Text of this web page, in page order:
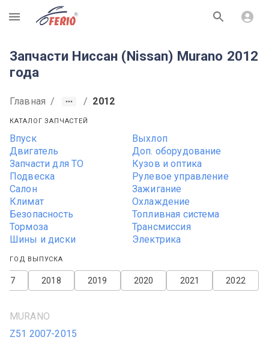
R
Запчасти Ниссан (Nissan) Murano 2012
года
Главная / / 2012
КАТАЛОГ ЗАПЧАСТЕЙ
Впуск
Выхлоп
Двигатель
Доп. оборудование
Запчасти для ТО
Кузов и оптика
Подвеска
Рулевое управление
Салон
Зажигание
Климат
Охлаждение
Безопасность
Топливная система
Тормоза
Трансмиссия
Шины и диски
Электрика
ГОД ВЫПУСКА
2022
2021
2020
2019
2018
MURANO
Z51 2007-2015